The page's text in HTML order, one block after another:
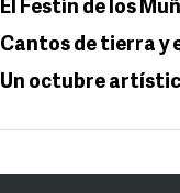
El Festín de los
Cantos de tierra y
Un octubre